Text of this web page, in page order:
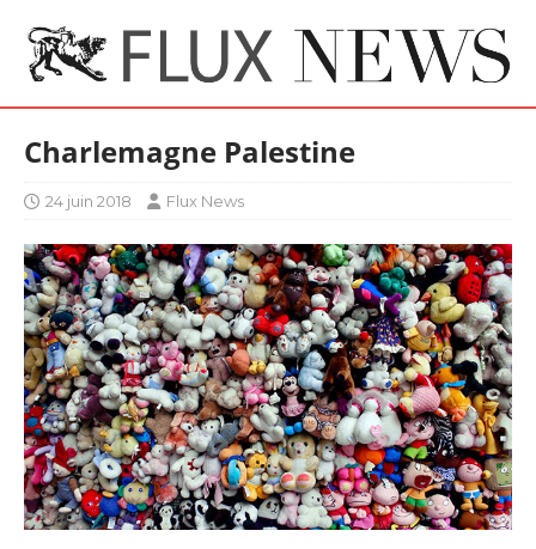
Charlemagne Palestine
24 juin 2018 Flux News